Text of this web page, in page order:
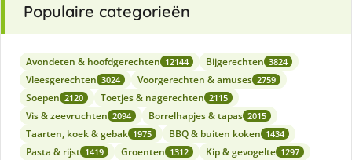
Populaire categorieën
Avondeten & hoofdgerechten 12144 Bijgerechten 3824
Vleesgerechten 3024 Voorgerechten & amuses 2759
Soepen 2120 Toetjes & nagerechten 2115
Vis & zeevruchten 2094 Borrelhapjes & tapas 2015
Taarten, koek & gebak 1975 BBQ & buiten koken 1434
Pasta & rijst 1419 Groenten 1312 Kip & gevogelte 1297